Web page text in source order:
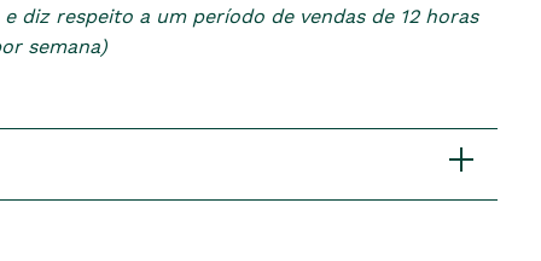
diz respeito a um período de vendas de 12 horas
semana)